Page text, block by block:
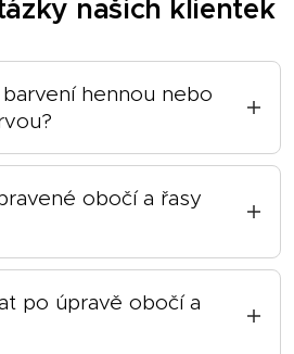
našich klientek
hennou nebo
barva:
chloupky, nikoli kůži
přirozenější a jemnější
kdo chtějí zvýraznit již
obočí a řasy
barvou: 4 - 5 týdnů na
po úpravě obočí a